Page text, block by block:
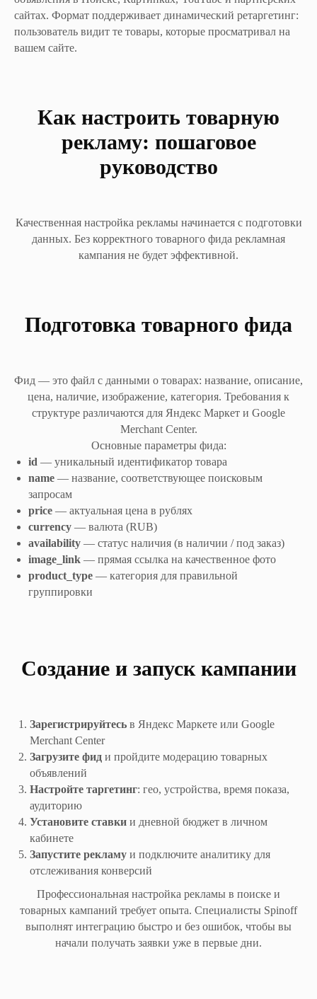
сайтах. Формат поддерживает динамический ретаргетинг:
пользователь видит те товары, которые просматривал на
вашем сайте.
Как настроить товарную
рекламу: пошаговое
руководство
Качественная настройка рекламы начинается с подготовки
данных. Без корректного товарного фида рекламная
кампания не будет эффективной.
Подготовка товарного фида
Фид — это файл с данными о товарах: название, описание,
цена, наличие, изображение, категория. Требования к
структуре различаются для Яндекс Маркет и Google
Merchant Center.
Основные параметры фида:
id — уникальный идентификатор товара
name — название, соответствующее поисковым
запросам
price — актуальная цена в рублях
currency — валюта (RUB)
availability — статус наличия (в наличии / под заказ)
image_link — прямая ссылка на качественное фото
product_type — категория для правильной
группировки
Создание и запуск кампании
Зарегистрируйтесь в Яндекс Маркете или Google
Merchant Center
Загрузите фид и пройдите модерацию товарных
объявлений
Настройте таргетинг: гео, устройства, время показа,
аудиторию
Установите ставки и дневной бюджет в личном
кабинете
Запустите рекламу и подключите аналитику для
отслеживания конверсий
Профессиональная настройка рекламы в поиске и
товарных кампаний требует опыта. Специалисты Spinoff
выполнят интеграцию быстро и без ошибок, чтобы вы
начали получать заявки уже в первые дни.
ОТЗЫВЫ
ВИДЕО